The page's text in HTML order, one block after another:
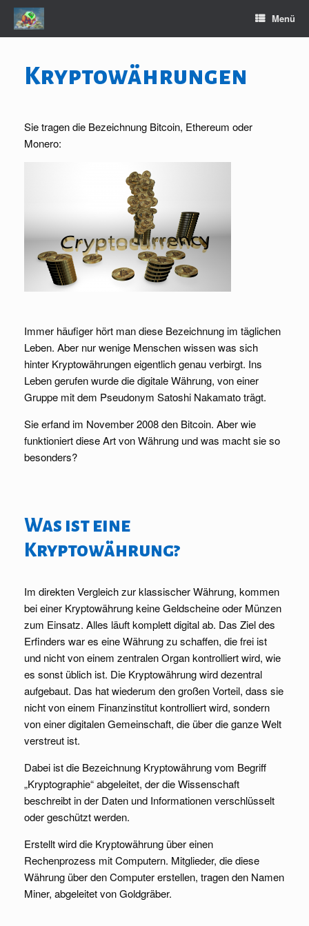
Zum
Inhalt
springen
Menü
Kryptowährungen
Sie tragen die Bezeichnung Bitcoin, Ethereum oder
Monero:
Immer häufiger hört man diese Bezeichnung im täglichen
Leben. Aber nur wenige Menschen wissen was sich
hinter Kryptowährungen eigentlich genau verbirgt. Ins
Leben gerufen wurde die digitale Währung, von einer
Gruppe mit dem Pseudonym Satoshi Nakamato trägt.
Sie erfand im November 2008 den Bitcoin. Aber wie
funktioniert diese Art von Währung und was macht sie so
besonders?
Was ist eine
Kryptowährung?
Im direkten Vergleich zur klassischer Währung, kommen
bei einer Kryptowährung keine Geldscheine oder Münzen
zum Einsatz. Alles läuft komplett digital ab. Das Ziel des
Erfinders war es eine Währung zu schaffen, die frei ist
und nicht von einem zentralen Organ kontrolliert wird, wie
es sonst üblich ist. Die Kryptowährung wird dezentral
aufgebaut. Das hat wiederum den großen Vorteil, dass sie
nicht von einem Finanzinstitut kontrolliert wird, sondern
von einer digitalen Gemeinschaft, die über die ganze Welt
verstreut ist.
Dabei ist die Bezeichnung Kryptowährung vom Begriff
„Kryptographie“ abgeleitet, der die Wissenschaft
beschreibt in der Daten und Informationen verschlüsselt
oder geschützt werden.
Erstellt wird die Kryptowährung über einen
Rechenprozess mit Computern. Mitglieder, die diese
Währung über den Computer erstellen, tragen den Namen
Miner, abgeleitet von Goldgräber.